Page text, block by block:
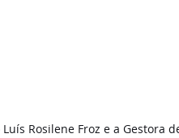
Rosilene Froz e a Gestora